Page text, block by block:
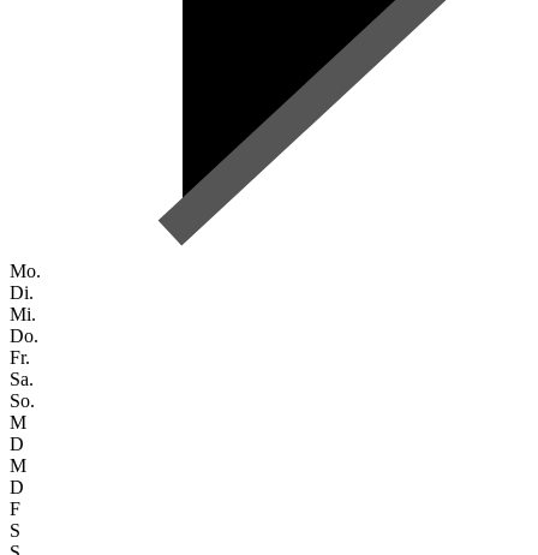
Mo.
Di.
Mi.
Do.
Fr.
Sa.
So.
M
D
M
D
F
S